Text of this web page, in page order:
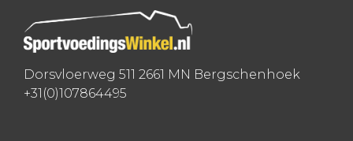
Dorsvloerweg 511 2661 MN Bergschenhoek
+31(0)107864495